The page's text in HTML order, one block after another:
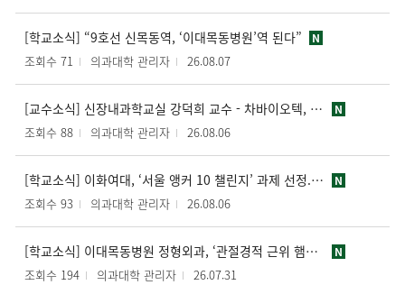
[학교소식] “9호선 신목동역, ‘이대목동병원’역 된다” N
조회수 71 의과대학 관리자 26.08.07
[교수소식] 신장내과학교실 강덕희 교수 - 차바이오텍, 이화여대와 복막섬유화 치료제 공동 연구 선정 N
조회수 88 의과대학 관리자 26.08.06
[학교소식] 이화여대, ‘서울 앵커 10 챌린지’ 과제 선정... 초고령사회 통합돌봄관리 모델 구축 N
조회수 93 의과대학 관리자 26.08.06
[학교소식] 이대목동병원 정형외과, ‘관절경적 근위 햄스트링 봉합술’ 본격 시행 N
조회수 194 의과대학 관리자 26.07.31